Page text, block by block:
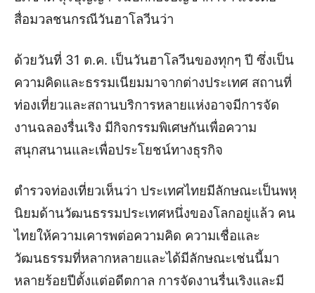
สื่อมวลชนกรณีวันฮาโลวีนว่า
ด้วยวันที่ 31 ต.ค. เป็นวันฮาโลวีนของทุกๆ ปี ซึ่งเป็น
ความคิดและธรรมเนียมมาจากต่างประเทศ สถานที่
ท่องเที่ยวและสถานบริการหลายแห่งอาจมีการจัด
งานฉลองรื่นเริง มีกิจกรรมพิเศษกันเพื่อความ
สนุกสนานและเพื่อประโยชน์ทางธุรกิจ
ตำรวจท่องเที่ยวเห็นว่า ประเทศไทยมีลักษณะเป็นพหุ
นิยมด้านวัฒนธรรมประเทศหนึ่งของโลกอยู่แล้ว คน
ไทยให้ความเคารพต่อความคิด ความเชื่อและ
วัฒนธรรมที่หลากหลายและได้มีลักษณะเช่นนี้มา
หลายร้อยปีตั้งแต่อดีตกาล การจัดงานรื่นเริงและมี